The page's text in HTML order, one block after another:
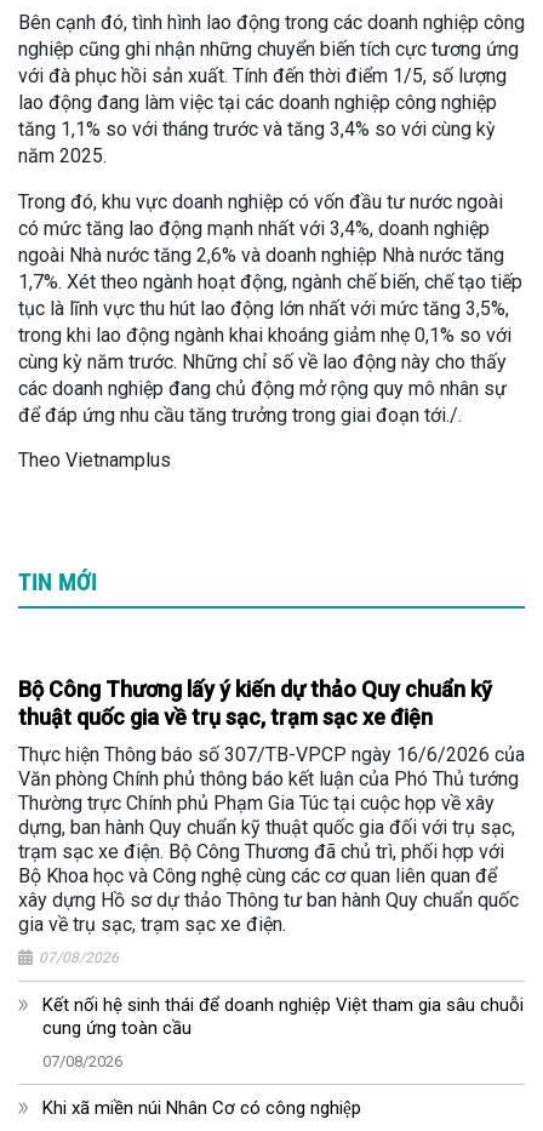
Bên cạnh đó, tình hình lao động trong các doanh nghiệp công
nghiệp cũng ghi nhận những chuyển biến tích cực tương ứng
với đà phục hồi sản xuất. Tính đến thời điểm 1/5, số lượng
lao động đang làm việc tại các doanh nghiệp công nghiệp
tăng 1,1% so với tháng trước và tăng 3,4% so với cùng kỳ
năm 2025.
Trong đó, khu vực doanh nghiệp có vốn đầu tư nước ngoài
có mức tăng lao động mạnh nhất với 3,4%, doanh nghiệp
ngoài Nhà nước tăng 2,6% và doanh nghiệp Nhà nước tăng
1,7%. Xét theo ngành hoạt động, ngành chế biến, chế tạo tiếp
tục là lĩnh vực thu hút lao động lớn nhất với mức tăng 3,5%,
trong khi lao động ngành khai khoáng giảm nhẹ 0,1% so với
cùng kỳ năm trước. Những chỉ số về lao động này cho thấy
các doanh nghiệp đang chủ động mở rộng quy mô nhân sự
để đáp ứng nhu cầu tăng trưởng trong giai đoạn tới./.
Theo Vietnamplus
TIN MỚI
Bộ Công Thương lấy ý kiến dự thảo Quy chuẩn kỹ
thuật quốc gia về trụ sạc, trạm sạc xe điện
Thực hiện Thông báo số 307/TB-VPCP ngày 16/6/2026 của
Văn phòng Chính phủ thông báo kết luận của Phó Thủ tướng
Thường trực Chính phủ Phạm Gia Túc tại cuộc họp về xây
dựng, ban hành Quy chuẩn kỹ thuật quốc gia đối với trụ sạc,
trạm sạc xe điện. Bộ Công Thương đã chủ trì, phối hợp với
Bộ Khoa học và Công nghệ cùng các cơ quan liên quan để
xây dựng Hồ sơ dự thảo Thông tư ban hành Quy chuẩn quốc
gia về trụ sạc, trạm sạc xe điện.
07/08/2026
Kết nối hệ sinh thái để doanh nghiệp Việt tham gia sâu chuỗi
cung ứng toàn cầu
07/08/2026
Khi xã miền núi Nhân Cơ có công nghiệp